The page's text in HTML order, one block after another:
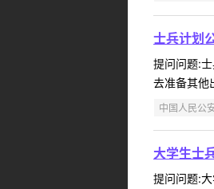
士兵计划
提问问题:
去准备其他
中国人民公
大学生士
提问问题: